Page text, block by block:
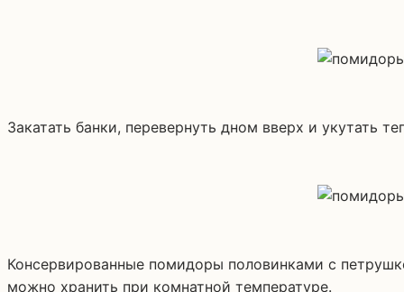
Закатать банки, перевернуть дном вверх и укутать
Консервированные помидоры половинками с
можно хранить при комнатной температуре.